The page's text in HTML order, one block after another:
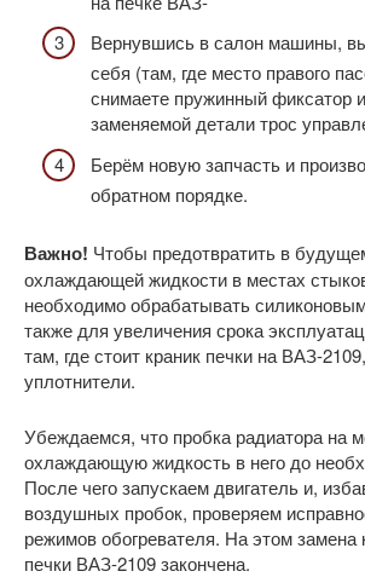
Вернувшись в салон машины,
себя (там, где место правого
снимаете пружинный фиксатор
заменяемой детали трос
Берём новую запчасть и
обратном порядке.
Важно! Чтобы предотвратить в
охлаждающей жидкости в местах
необходимо обрабатывать
также для увеличения срока
там, где стоит краник печки на ВАЗ-
уплотнители.
Убеждаемся, что пробка радиатора на
охлаждающую жидкость в него до
После чего запускаем двигатель и,
воздушных пробок, проверяем
режимов обогревателя. На этом замена
печки ВАЗ-2109 закончена.